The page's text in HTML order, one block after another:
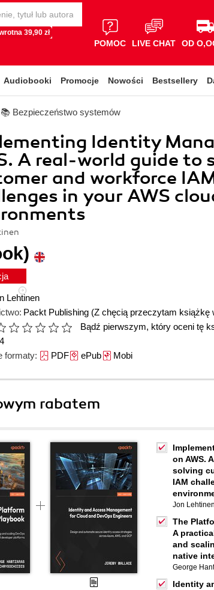
39,90 zł
POMOC LIVE CHAT OD
Audiobooki Promocje Nowości Bestsellery
📚 Bezpieczeństwo systemów
Identity
A real-world guide to
and workforce
in your AWS
Lehtinen
Packt Publishing (Z chęcią przeczytam książkę
Bądź pierwszym, który oceni tę
formaty: PDFePubMobi
rabatem
on AWS.
solving
IAM
Jon Lehtinen
The
A
and
native
George
Identity